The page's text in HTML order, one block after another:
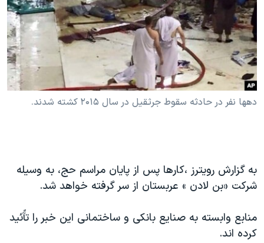
دهها نفر در حادثه سقوط جرثقیل در سال ۲۰۱۵ کشته شدند.
به گزارش رویترز ،کارها پس از پایان مراسم حج، به وسیله
شرکت «بن لادن » عربستان از سر گرفته خواهد شد.
منابع وابسته به صنایع بانکی و ساختمانی این خبر را تآًئید
کرده اند.